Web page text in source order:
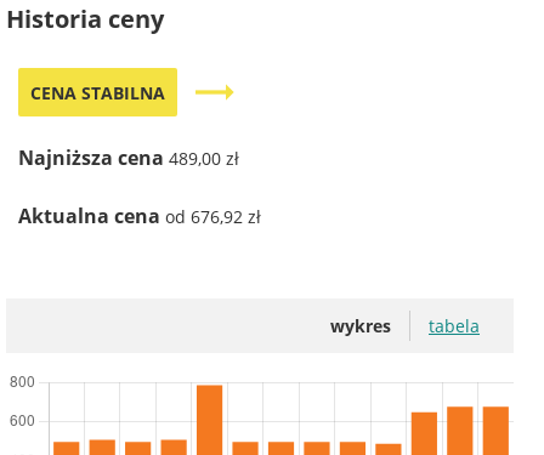
Historia ceny
CENA STABILNA trending_flat
Najniższa cena 489,00 zł
Aktualna cena od 676,92 zł
wykres tabela